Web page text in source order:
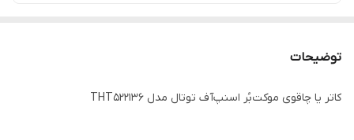
توضیحات
کاتر یا چاقوی موکت‌بُر اسنپ‌آف توتال مدل THT522136